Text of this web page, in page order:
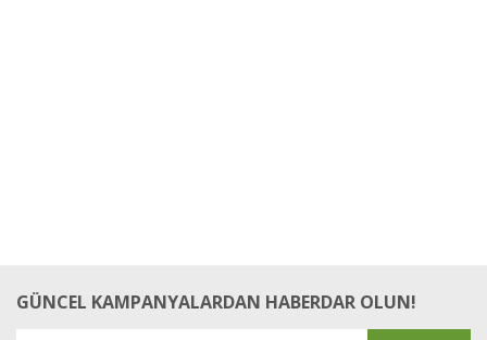
GÜNCEL KAMPANYALARDAN HABERDAR OLUN!